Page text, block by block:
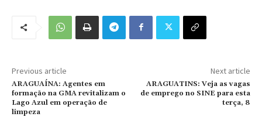
Previous article
ARAGUAÍNA: Agentes em
formação na GMA revitalizam o
Lago Azul em operação de
limpeza
Next article
ARAGUATINS: Veja as vagas
de emprego no SINE para esta
terça, 8